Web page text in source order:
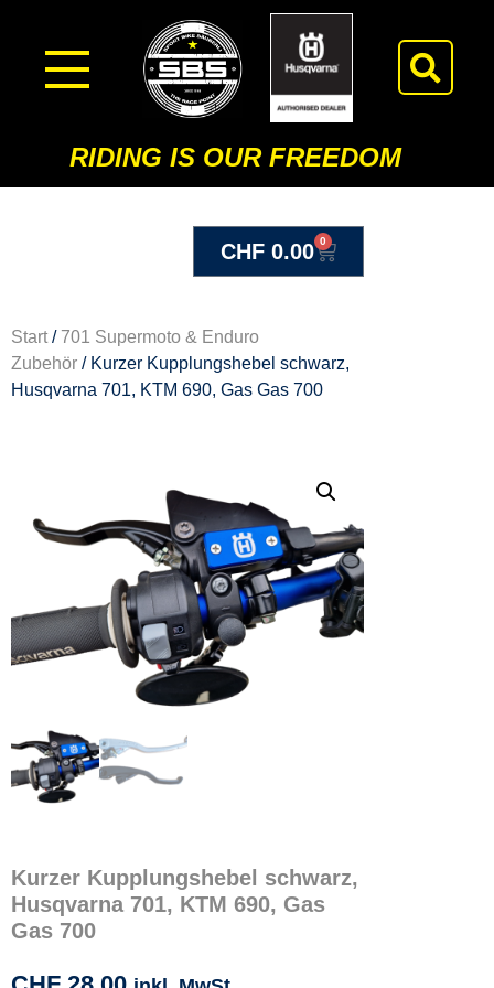
RIDING IS OUR FREEDOM
CHF 0.00 0
Start / 701 Supermoto & Enduro
Zubehör / Kurzer Kupplungshebel schwarz,
Husqvarna 701, KTM 690, Gas Gas 700
Kurzer Kupplungshebel schwarz,
Husqvarna 701, KTM 690, Gas
Gas 700